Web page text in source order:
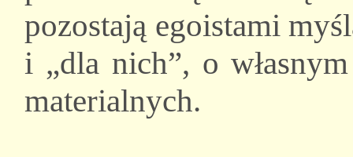
pozostają egoistami
i „dla nich”, o
materialnych.